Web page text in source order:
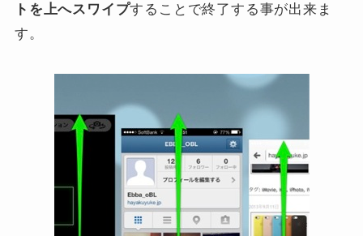
トを上へスワイプすることで終了する事が出来ま
す。